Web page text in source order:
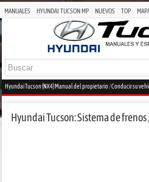
MANUALES HYUNDAI TUCSON MP NUEVOS TOP
Hyundai Tucson (NX4) Manual del propietario/Conducir su
Hyundai Tucson: Sistema de